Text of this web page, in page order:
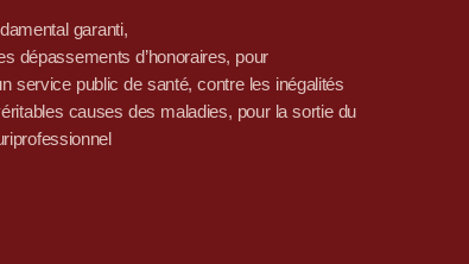
garanti,
dépassements d’honoraires, pour
service public de santé, contre les inégalités
causes des maladies, pour la sortie du